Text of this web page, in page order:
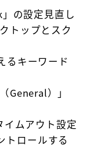
の設定見直し
トップとスク
るキーワード
General）」
ムアウト設定
トロールする